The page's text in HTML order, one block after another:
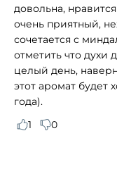
довольна,
очень приятный,
сочетается с
отметить что духи
целый день,
этот аромат
года).
1
0